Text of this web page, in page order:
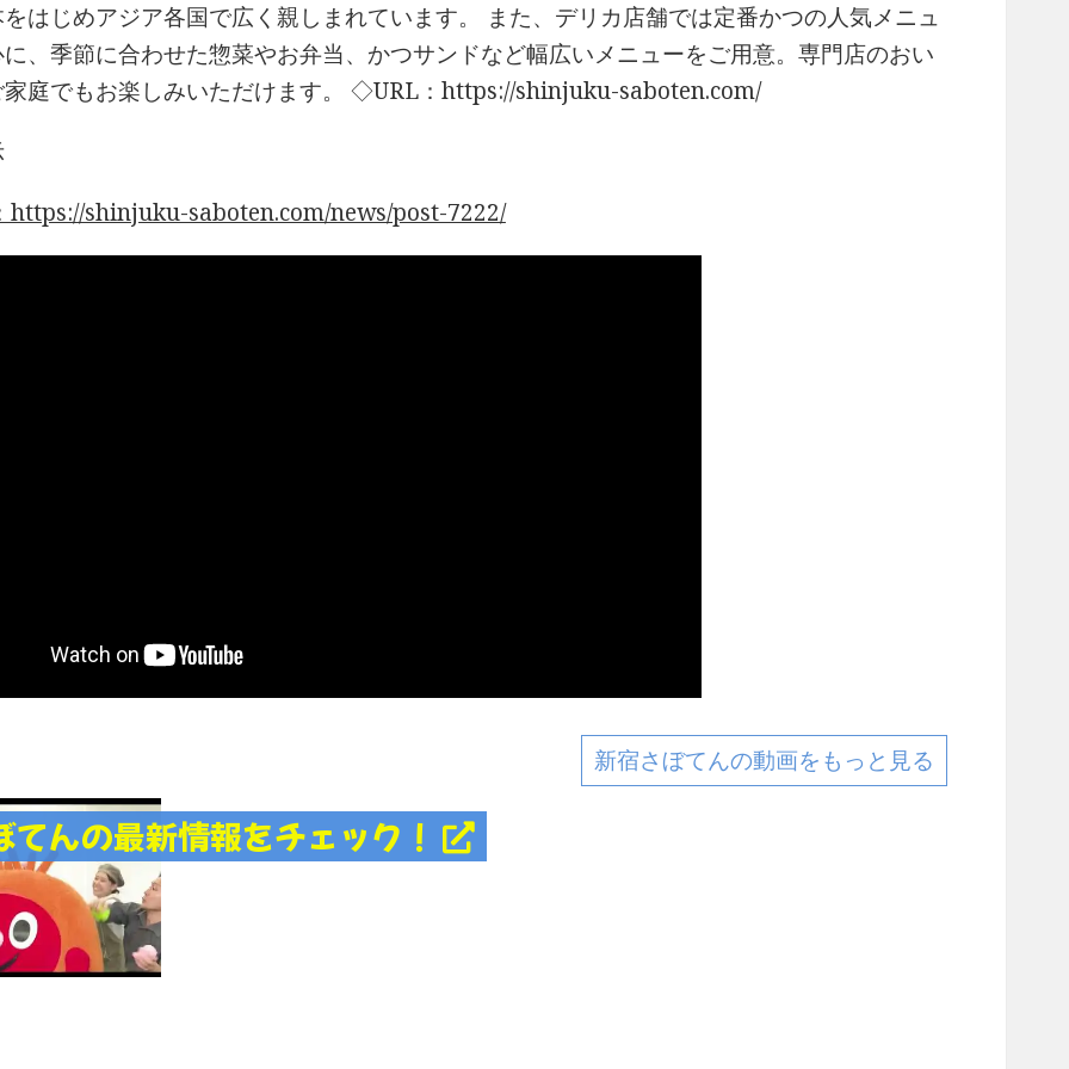
はじめアジア各国で広く親しまれています。 また、デリカ店舗では定番かつの人気メニュ
、季節に合わせた惣菜やお弁当、かつサンドなど幅広いメニューをご用意。専門店のおい
家庭でもお楽しみいただけます。 ◇URL：https://shinjuku-saboten.com/
https://shinjuku-saboten.com/news/post-7222/
新宿さぼてんの動画をもっと見る
てんの最新情報をチェック！